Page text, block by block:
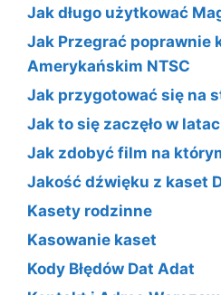
Jak długo użytkować
Jak Przegrać poprawnie
Amerykańskim NTSC
Jak przygotować się na
Jak to się zaczęło w
Jak zdobyć film na
Jakość dźwięku z kaset
Kasety rodzinne
Kasowanie kaset
Kody Błędów Dat Adat